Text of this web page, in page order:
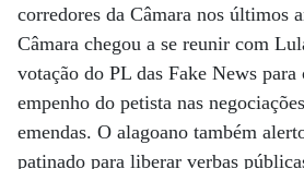
corredores da Câmara nos últimos
Câmara chegou a se reunir com
votação do PL das Fake News
empenho do petista nas
emendas. O alagoano também
patinado para liberar verbas